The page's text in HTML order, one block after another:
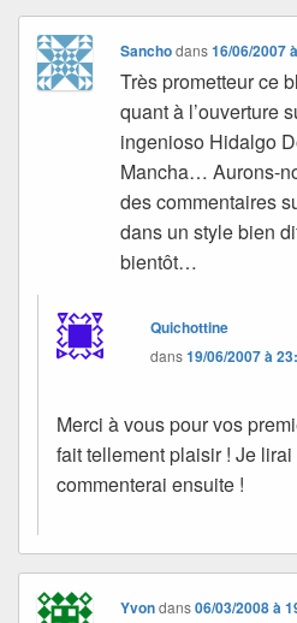
Sanchodans16/06/2007
Très prometteur ce
quant à l’ouverture
ingenioso Hidalgo
Mancha… Aurons-
des commentaires
dans un style bien
bientôt…
Quichottine
dans19/06/2007 à
Merci à vous pour vos
fait tellement plaisir ! Je
commenterai ensuite !
Yvondans06/03/2008 à